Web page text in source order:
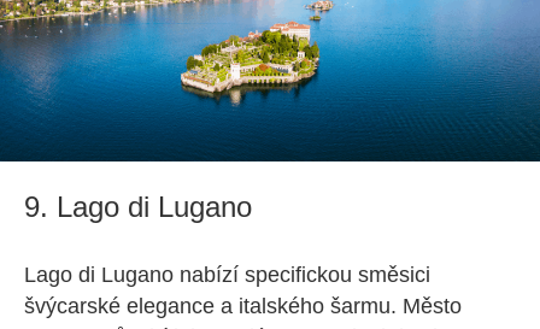
9. Lago di Lugano
Lago di Lugano nabízí specifickou směsici
švýcarské elegance a italského šarmu. Město